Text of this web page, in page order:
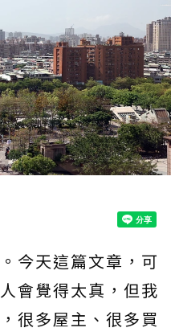
今天這篇文章，可
會覺得太真，但我
很多屋主、很多買